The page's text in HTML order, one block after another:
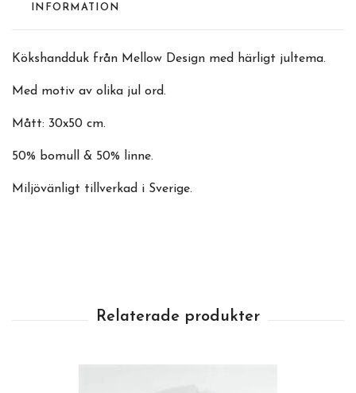
INFORMATION
Kökshandduk från Mellow Design med härligt jultema.
Med motiv av olika jul ord.
Mått: 30x50 cm.
50% bomull & 50% linne.
Miljövänligt tillverkad i Sverige.